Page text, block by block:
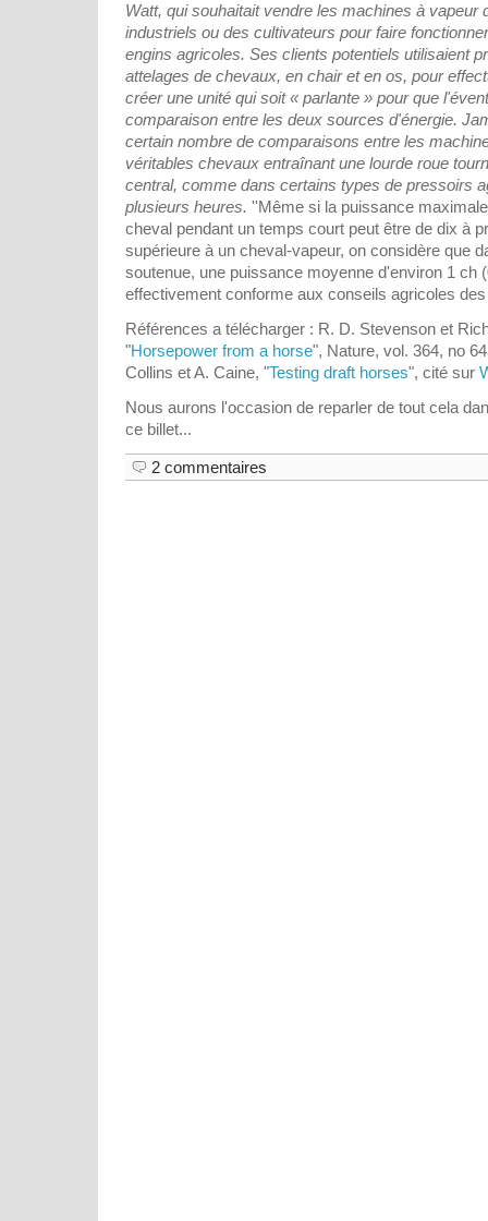
Watt, qui souhaitait vendre les machines à vapeur
industriels ou des cultivateurs pour faire
engins agricoles. Ses clients potentiels utilisaient
attelages de chevaux, en chair et en os, pour
créer une unité qui soit « parlante » pour que
comparaison entre les deux sources d'énergie.
certain nombre de comparaisons entre les
véritables chevaux entraînant une lourde roue
central, comme dans certains types de pressoirs
plusieurs heures. ''Même si la puissance
cheval pendant un temps court peut être de dix à
supérieure à un cheval-vapeur, on considère que
soutenue, une puissance moyenne d'environ 1 ch
effectivement conforme aux conseils agricoles
Références a télécharger : R. D. Stevenson et
"Horsepower from a horse", Nature, vol. 364, no
Collins et A. Caine, "Testing draft horses", cité sur
Nous aurons l'occasion de reparler de tout cela
ce billet...
2 commentaires